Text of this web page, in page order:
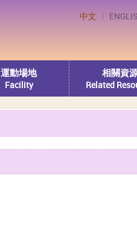
中文
運動場地
Facility
相關資
Related